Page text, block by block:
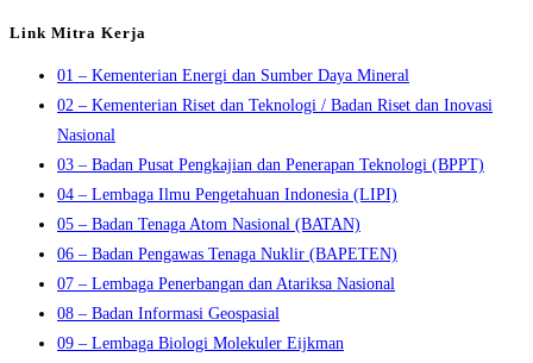
Link Mitra Kerja
01 – Kementerian Energi dan Sumber Daya Mineral
02 – Kementerian Riset dan Teknologi / Badan Riset dan Inovasi
Nasional
03 – Badan Pusat Pengkajian dan Penerapan Teknologi (BPPT)
04 – Lembaga Ilmu Pengetahuan Indonesia (LIPI)
05 – Badan Tenaga Atom Nasional (BATAN)
06 – Badan Pengawas Tenaga Nuklir (BAPETEN)
07 – Lembaga Penerbangan dan Atariksa Nasional
08 – Badan Informasi Geospasial
09 – Lembaga Biologi Molekuler Eijkman